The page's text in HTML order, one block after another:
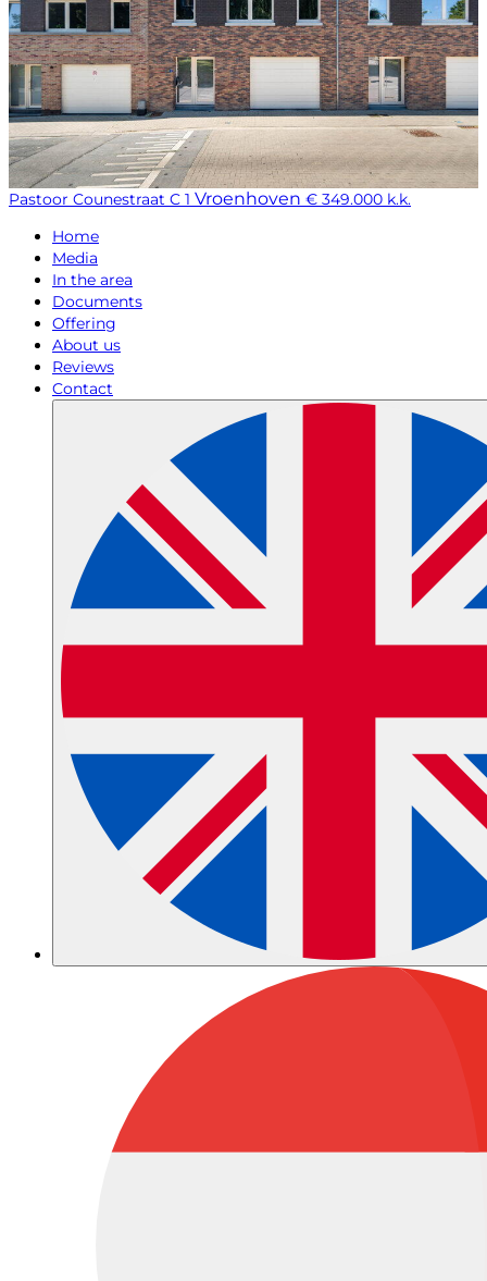
Pastoor Counestraat C 1 Vroenhoven € 349.000 k.k.
Home
Media
In the area
Documents
Offering
About us
Reviews
Contact